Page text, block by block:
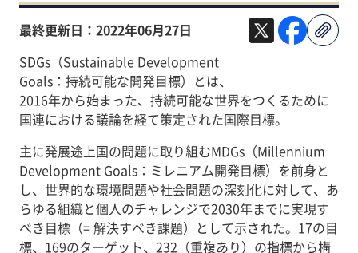
最終更新日：2022年06月27日
SDGs（Sustainable Development
Goals：持続可能な開発目標）とは、
2016年から始まった、持続可能な世界をつくるために
国連における議論を経て策定された国際目標。
主に発展途上国の問題に取り組むMDGs（Millennium
Development Goals：ミレニアム開発目標）を前身と
し、世界的な環境問題や社会問題の深刻化に対して、あ
らゆる組織と個人のチャレンジで2030年までに実現す
べき目標（= 解決すべき課題）として示された。17の目
標、169のターゲット、232（重複あり）の指標から構